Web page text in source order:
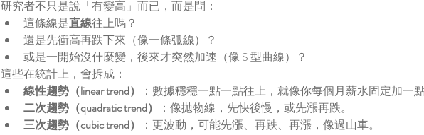
研究者不只是說「有變高」而已，而是問：
這條線是直線往上嗎？
還是先衝高再跌下來（像一條弧線）？
或是一開始沒什麼變，後來才突然加速（像 S 型曲線）？
這些在統計上，會拆成：
線性趨勢（linear trend）
：數據穩穩一點一點往上，就像你每個月薪水固定加一點
二次趨勢（quadratic trend）
：像拋物線，先快後慢，或先漲再跌。
三次趨勢（cubic trend）
：更波動，可能先漲、再跌、再漲，像過山車。